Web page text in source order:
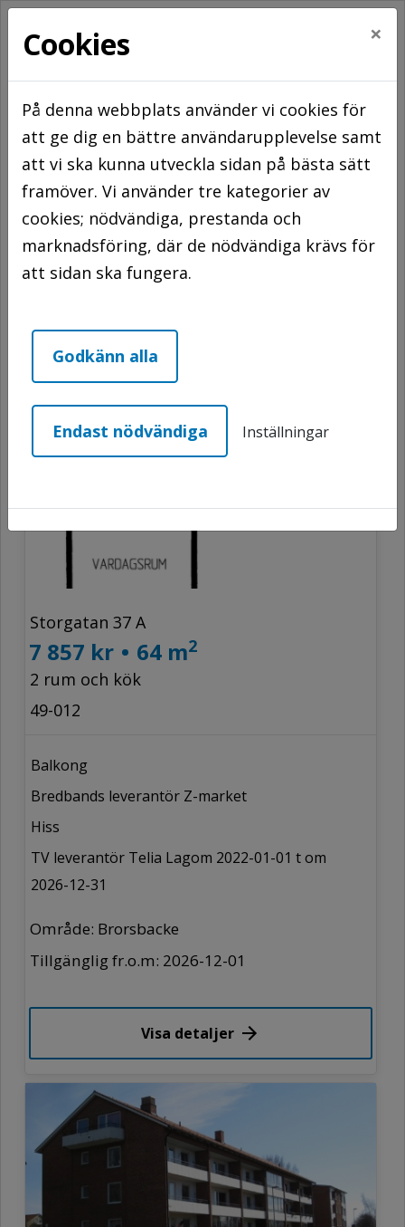
Hem Lediga bostäder
Lediga bostäder
Filter av. 7 Träffar
Storgatan 37 A
7 857 kr • 64 m2
2 rum och kök
49-012
Balkong
Bredbands leverantör Z-market
Hiss
TV leverantör Telia Lagom 2022-01-01 t om
2026-12-31
Område: Brorsbacke
Tillgänglig fr.o.m: 2026-12-01
Visa detaljer
Cookies ×
På denna webbplats använder vi cookies för
att ge dig en bättre användarupplevelse samt
att vi ska kunna utveckla sidan på bästa sätt
framöver. Vi använder tre kategorier av
cookies; nödvändiga, prestanda och
marknadsföring, där de nödvändiga krävs för
att sidan ska fungera.
Godkänn alla
Endast nödvändiga Inställningar